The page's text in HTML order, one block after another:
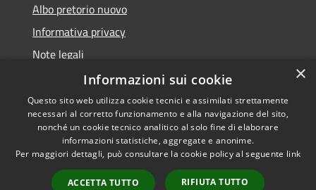
Albo pretorio nuovo
Informativa privacy
Note legali
Dichiarazione di accessibilità
RSS
Accessibilità
Copyright © 2026 • Comune di
Municipium• Accesso
×
Informazioni sui cookie
Questo sito web utilizza cookie tecnici e assimilati strettamente
necessari al corretto funzionamento e alla navigazione del sito,
nonché un cookie tecnico analitico al solo fine di elaborare
informazioni statistiche, aggregate e anonime.
Per maggiori dettagli, può consultare la cookie policy al seguente link
ACCETTA TUTTO RIFIUTA TUTTO